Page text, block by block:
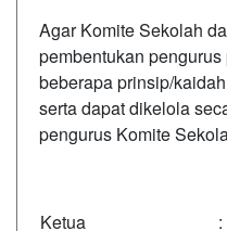
Agar Komite Sekolah
pembentukan
beberapa prinsip/
serta dapat dikelola
pengurus Komite
Ketua :